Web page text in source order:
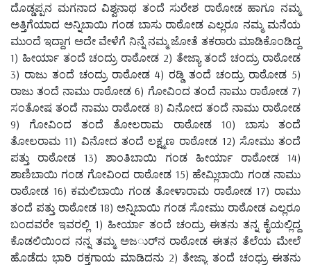
ದೊಡ್ಡಪ್ಪನ ಮಗನಾದ ವಿಶ್ವನಾಥ ತಂದೆ ಸುರೇಶ ರಾಠೋಡ ಹಾಗೂ ನಮ್ಮ
ಅತ್ತಿಗೆಯಾದ ಅನ್ನಿಬಾಯಿ ಗಂಡ ಬಾಸು ರಾಠೋಡ ಎಲ್ಲರೂ ನಮ್ಮ ಮನೆಯ
ಮುಂದೆ ಇದ್ದಾಗ ಅದೇ ವೇಳೆಗೆ ನಿನ್ನೆ ನಮ್ಮ ಜೋತೆ ತಕರಾರು ಮಾಡಿಕೊಂಡಿದ್ದ
1) ಹೀರ್ಯಾ ತಂದೆ ಚಂದ್ರು ರಾಠೋಡ 2) ತೇಜ್ಯಾ ತಂದೆ ಚಂದ್ರು ರಾಠೋಡ
3) ರಾಜು ತಂದೆ ಚಂದ್ರು ರಾಠೋಡ 4) ರಡ್ಡಿ ತಂದೆ ಚಂದ್ರು ರಾಠೋಡ 5)
ರಾಜು ತಂದೆ ನಾಮು ರಾಠೋಡ 6) ಗೋವಿಂದ ತಂದೆ ನಾಮು ರಾಠೋಡ 7)
ಸಂತೋಷ ತಂದೆ ನಾಮು ರಾಠೋಡ 8) ವಿನೋದ ತಂದೆ ನಾಮು ರಾಠೋಡ
9) ಗೋವಿಂದ ತಂದೆ ತೋಲರಾಮ ರಾಠೋಡ 10) ಬಾಸು ತಂದೆ
ತೋಲರಾಮ 11) ವಿನೋದ ತಂದೆ ಲಕ್ಷ್ಮಣ ರಾಠೋಡ 12) ಸೋಮು ತಂದೆ
ಪತ್ತು ರಾಠೋಡ 13) ಶಾಂತಿಬಾಯಿ ಗಂಡ ಹೀರ್ಯಾ ರಾಠೋಡ 14)
ಶಾಣಿಬಾಯಿ ಗಂಡ ಗೋವಿಂದ ರಾಠೋಡ 15) ಹೇಮ್ಲಿಬಾಯಿ ಗಂಡ ನಾಮು
ರಾಠೋಡ 16) ಕಮಲಿಬಾಯಿ ಗಂಡ ತೋಳಾರಾಮ ರಾಠೋಡ 17) ರಾಮು
ತಂದೆ ಪತ್ತು ರಾಠೋಡ 18) ಅನ್ನಿಬಾಯಿ ಗಂಡ ಸೋಮು ರಾಠೋಡ ಎಲ್ಲರೂ
ಬಂದವರೇ ಇವರಲ್ಲಿ 1) ಹೀರ್ಯಾ ತಂದೆ ಚಂದ್ರು ಈತನು ತನ್ನ ಕೈಯಲ್ಲಿದ್ದ
ಕೊಡಲಿಯಿಂದ ನನ್ನ ತಮ್ಮ ಅಜರ್ುನ ರಾಠೋಡ ಈತನ ತೆಲೆಯ ಮೇಲೆ
ಹೊಡೆದು ಭಾರಿ ರಕ್ತಗಾಯ ಮಾಡಿದನು 2) ತೇಜ್ಯಾ ತಂದೆ ಚಂಧ್ರು ಈತನು